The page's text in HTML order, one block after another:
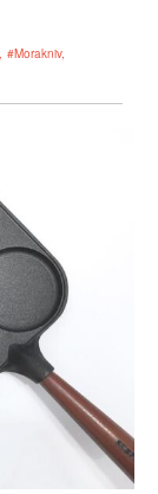
#Morakniv